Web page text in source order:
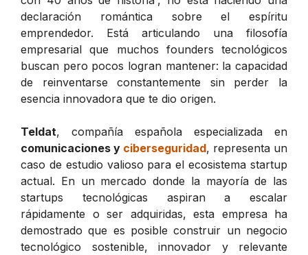
declaración romántica sobre el espíritu
emprendedor. Está articulando una filosofía
empresarial que muchos founders tecnológicos
buscan pero pocos logran mantener: la capacidad
de reinventarse constantemente sin perder la
esencia innovadora que te dio origen.
Teldat, compañía española especializada en
comunicaciones y ciberseguridad, representa un
caso de estudio valioso para el ecosistema startup
actual. En un mercado donde la mayoría de las
startups tecnológicas aspiran a escalar
rápidamente o ser adquiridas, esta empresa ha
demostrado que es posible construir un negocio
tecnológico sostenible, innovador y relevante